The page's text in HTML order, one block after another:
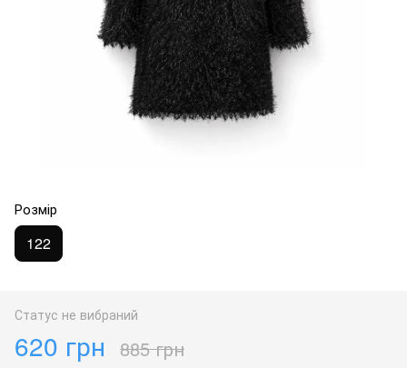
Розмір
122
Статус не вибраний
620 грн 885 грн